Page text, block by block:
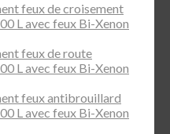
feux de croisement
L avec feux Bi-Xenon
feux de route
L avec feux Bi-Xenon
feux antibrouillard
L avec feux Bi-Xenon